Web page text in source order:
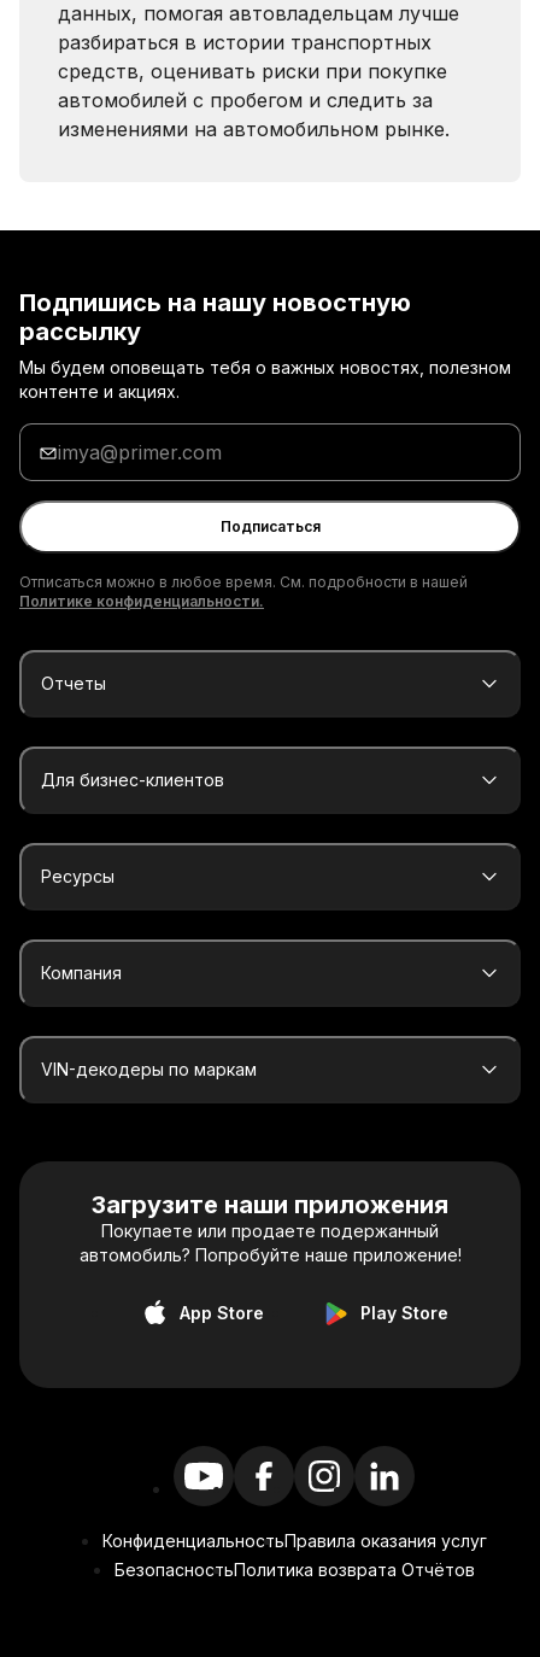
данных, помогая автовладельцам лучше
разбираться в истории транспортных
средств, оценивать риски при покупке
автомобилей с пробегом и следить за
изменениями на автомобильном рынке.
Подпишись на нашу новостную
рассылку
Мы будем оповещать тебя о важных новостях, полезном
контенте и акциях.
Введи
адрес
электронной
почты
Подписаться
Отписаться можно в любое время. См. подробности в нашей
Политике конфиденциальности.
Отчеты
Для бизнес-клиентов
Ресурсы
Компания
VIN-декодеры по маркам
Загрузите наши приложения
Покупаете или продаете подержанный
автомобиль? Попробуйте наше приложение!
App Store Play Store
КонфиденциальностьПравила оказания услуг
БезопасностьПолитика возврата Отчётов